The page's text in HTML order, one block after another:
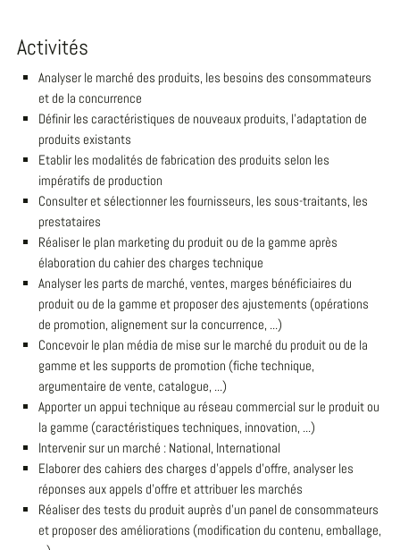
Activités
Analyser le marché des produits, les besoins des consommateurs
et de la concurrence
Définir les caractéristiques de nouveaux produits, l'adaptation de
produits existants
Etablir les modalités de fabrication des produits selon les
impératifs de production
Consulter et sélectionner les fournisseurs, les sous-traitants, les
prestataires
Réaliser le plan marketing du produit ou de la gamme après
élaboration du cahier des charges technique
Analyser les parts de marché, ventes, marges bénéficiaires du
produit ou de la gamme et proposer des ajustements (opérations
de promotion, alignement sur la concurrence, ...)
Concevoir le plan média de mise sur le marché du produit ou de la
gamme et les supports de promotion (fiche technique,
argumentaire de vente, catalogue, ...)
Apporter un appui technique au réseau commercial sur le produit ou
la gamme (caractéristiques techniques, innovation, ...)
Intervenir sur un marché : National, International
Elaborer des cahiers des charges d'appels d'offre, analyser les
réponses aux appels d'offre et attribuer les marchés
Réaliser des tests du produit auprès d'un panel de consommateurs
et proposer des améliorations (modification du contenu, emballage,